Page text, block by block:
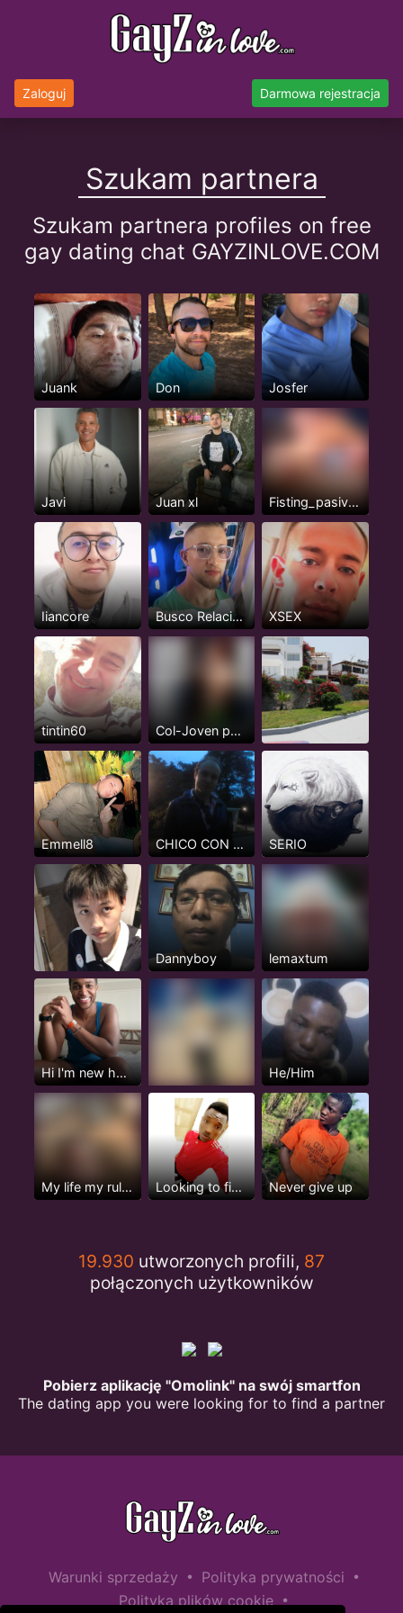
Zaloguj Darmowa rejestracja
Szukam partnera
Szukam partnera profiles on free
gay dating chat GAYZINLOVE.COM
Juank Don Josfer
Javi Juan xl Fisting_pasivazo
Iiancore Busco Relación Seria y Estable XSEX
tintin60 Col-Joven pasivo serio, 24 años
Emmell8 CHICO CON CLASE SERIO
Dannyboy lemaxtum
Hi I'm new here but not really... He/Him
My life my rule my happiness Looking to find love Never give up
19.930 utworzonych profili, 87
połączonych użytkowników
Pobierz aplikację "Omolink" na swój smartfon
The dating app you were looking for to find a partner
Warunki sprzedaży • Polityka prywatności •
Polityka plików cookie •